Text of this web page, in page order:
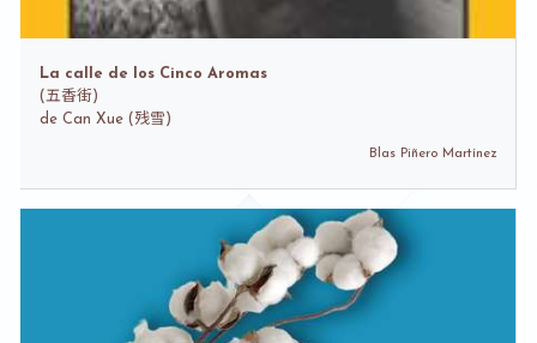
La calle de los Cinco Aromas
(五香街)
de Can Xue (残雪)
Blas Piñero Martínez